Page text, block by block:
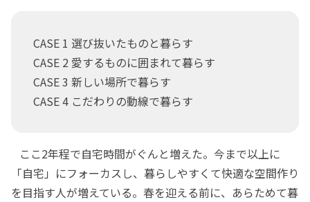
CASE 1 選び抜いたものと暮らす
CASE 2 愛するものに囲まれて暮らす
CASE 3 新しい場所で暮らす
CASE 4 こだわりの動線で暮らす
ここ2年程で自宅時間がぐんと増えた。今まで以上に
「自宅」にフォーカスし、暮らしやすくて快適な空間作り
を目指す人が増えている。春を迎える前に、あらためて暮